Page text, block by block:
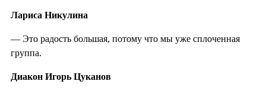
Лариса Никулина
— Это радость большая, потому что мы уже сплоченная
группа.
Диакон Игорь Цуканов